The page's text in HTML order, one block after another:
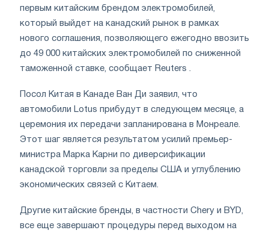
первым китайским брендом электромобилей,
который выйдет на канадский рынок в рамках
нового соглашения, позволяющего ежегодно ввозить
до 49 000 китайских электромобилей по сниженной
таможенной ставке, сообщает Reuters .
Посол Китая в Канаде Ван Ди заявил, что
автомобили Lotus прибудут в следующем месяце, а
церемония их передачи запланирована в Монреале.
Этот шаг является результатом усилий премьер-
министра Марка Карни по диверсификации
канадской торговли за пределы США и углублению
экономических связей с Китаем.
Другие китайские бренды, в частности Chery и BYD,
все еще завершают процедуры перед выходом на